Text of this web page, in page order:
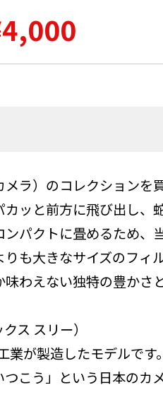
ラ）のコレクションを
ッと前方に飛び出し
パクトに畳めるため、
も大きなサイズのフィ
わえない独特の豊かさ
ス スリー）
業が製造したモデルで
つこう」という日本の